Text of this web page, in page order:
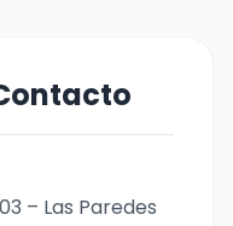
– Las Paredes